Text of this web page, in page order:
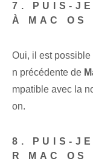
7. PUIS-JE
À MAC OS
Oui, il est
n précédente de
mpatible avec la
on.
8. PUIS-
R MAC OS